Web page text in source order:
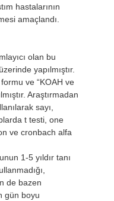
hastalarının
amaçlandı.
olan bu
yapılmıştır.
ve “KOAH ve
Araştırmadan
sayı,
t testi, one
ve cronbach alfa
1-5 yıldır tanı
de bazen
gün boyu